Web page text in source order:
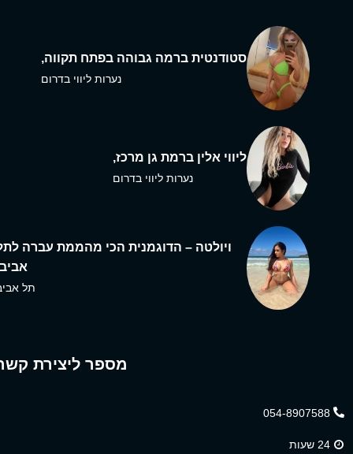
סטודנטית ברמה גבוהה בפתח תקווה,
נערות ליווי בדרום
ליווי אלין ברמת גן מרכז,
נערות ליווי בדרום
ויולטה – הדוגמנית הכי מהממת עברה
תל
מספר ליצירת
054-8907588
24 שעות